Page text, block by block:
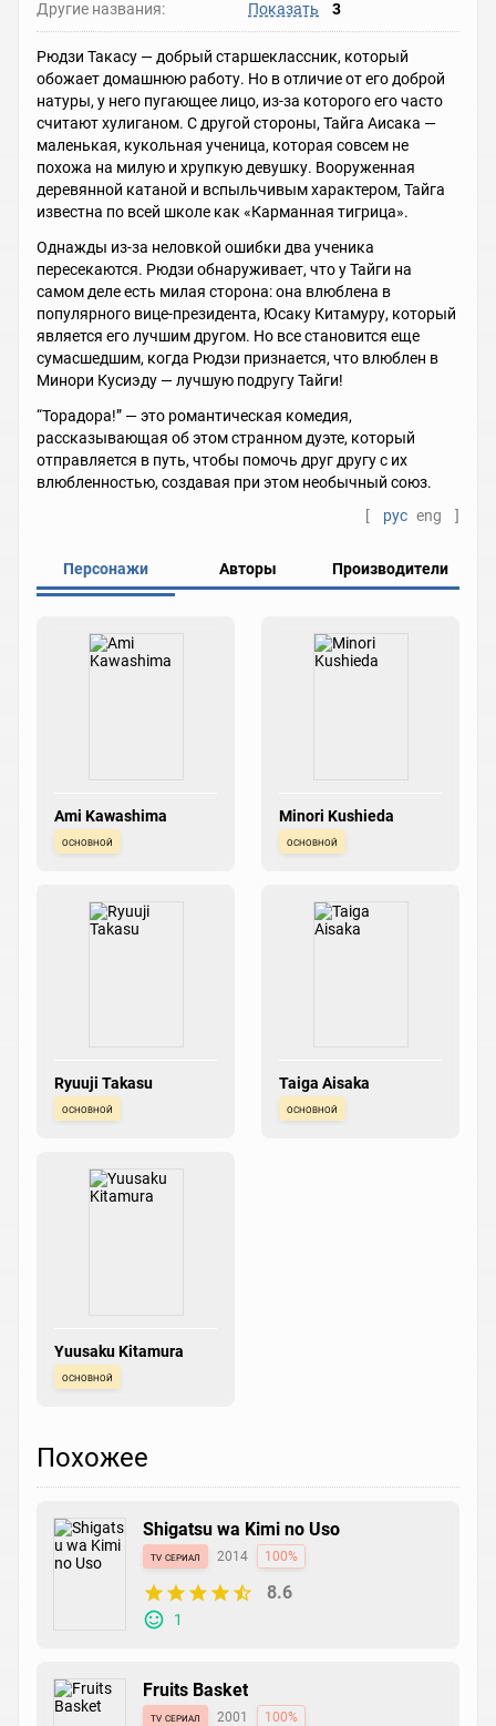
Другие названия: Показать 3
Рюдзи Такасу — добрый старшеклассник, который
обожает домашнюю работу. Но в отличие от его доброй
натуры, у него пугающее лицо, из-за которого его часто
считают хулиганом. С другой стороны, Тайга Аисака —
маленькая, кукольная ученица, которая совсем не
похожа на милую и хрупкую девушку. Вооруженная
деревянной катаной и вспыльчивым характером, Тайга
известна по всей школе как «Карманная тигрица».
Однажды из-за неловкой ошибки два ученика
пересекаются. Рюдзи обнаруживает, что у Тайги на
самом деле есть милая сторона: она влюблена в
популярного вице-президента, Юсаку Китамуру, который
является его лучшим другом. Но все становится еще
сумасшедшим, когда Рюдзи признается, что влюблен в
Минори Кусиэду — лучшую подругу Тайги!
“Торадора!” — это романтическая комедия,
рассказывающая об этом странном дуэте, который
отправляется в путь, чтобы помочь друг другу с их
влюбленностью, создавая при этом необычный союз.
[
рус eng ]
Персонажи Авторы Производители
Ami Kawashima
основной
Minori Kushieda
основной
Ryuuji Takasu
основной
Taiga Aisaka
основной
Yuusaku Kitamura
основной
Похожее
Shigatsu wa Kimi no Uso
tv сериал 2014 100%
8.6
1
Fruits Basket
tv сериал 2001 100%